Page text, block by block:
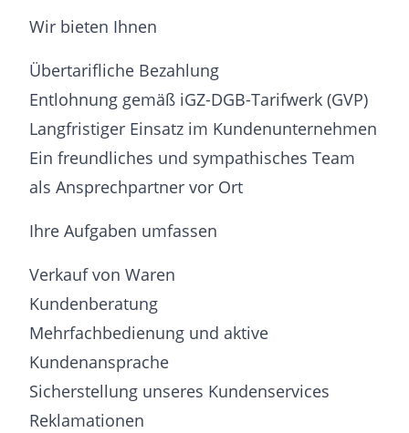
Wir bieten Ihnen
Übertarifliche Bezahlung
Entlohnung gemäß iGZ-DGB-Tarifwerk (GVP)
Langfristiger Einsatz im Kundenunternehmen
Ein freundliches und sympathisches Team
als Ansprechpartner vor Ort
Ihre Aufgaben umfassen
Verkauf von Waren
Kundenberatung
Mehrfachbedienung und aktive
Kundenansprache
Sicherstellung unseres Kundenservices
Reklamationen